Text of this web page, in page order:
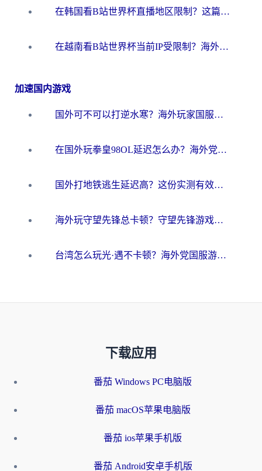
在韩国看B站世界杯直播地区限制？这篇指南让你告别“当前地区不可播放”
在越南看B站世界杯当前IP受限制？海外党体育观赛终极指南来了
加速国内游戏
国外可不可以打逆水寒？海外玩家国服畅玩终极指南（附漫威荒野乱斗加速方案）
在国外玩拳皇98OL延迟怎么办？海外党亲测有效的低延迟指南
国外打地铁逃生延迟高？这份实测有效的低延迟指南帮你吃鸡
海外玩守望先锋总卡顿？守望先锋游戏加速器在哪里买&避坑指南（附欧洲非洲游戏实测）
台湾怎么玩光·遇不卡顿？海外党国服游戏加速终极攻略（附实测体验）
下载应用
番茄 Windows PC电脑版
番茄 macOS苹果电脑版
番茄 ios苹果手机版
番茄 Android安卓手机版